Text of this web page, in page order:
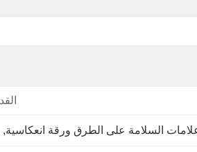
السلامة على الطرق ورقة انعكاسية,